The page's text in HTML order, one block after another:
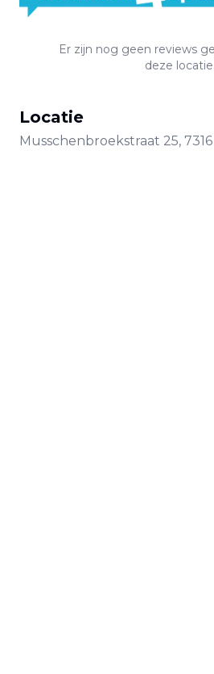
Er zijn nog geen reviews
deze locatie.
Locatie
Musschenbroekstraat 25,